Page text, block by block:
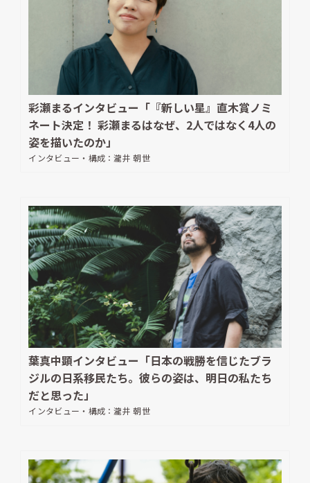
彩瀬まるインタビュー「『新しい星』直木賞ノミ
ネート決定！ 彩瀬まるはなぜ、2人ではなく4人の
姿を描いたのか」
インタビュー・構成：瀧井 朝世
葉真中顕インタビュー「日本の戦勝を信じたブラ
ジルの日系移民たち。彼らの姿は、明日の私たち
だと思った」
インタビュー・構成：瀧井 朝世